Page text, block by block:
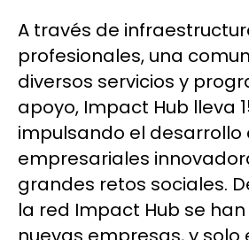
A través de
profesionales, una
diversos servicios y
apoyo, Impact Hub lleva
impulsando el desarrollo
empresariales
grandes retos sociales.
la red Impact Hub se han